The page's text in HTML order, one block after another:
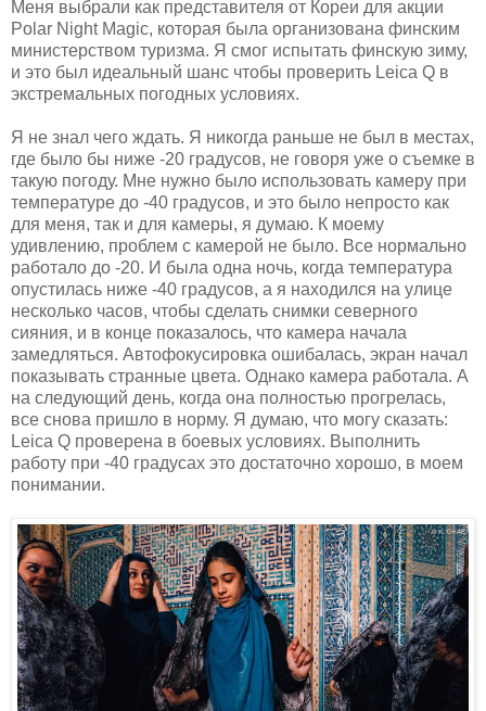
Меня выбрали как представителя от Кореи для акции
Polar Night Magic, которая была организована финским
министерством туризма. Я смог испытать финскую зиму,
и это был идеальный шанс чтобы проверить Leica Q в
экстремальных погодных условиях.
Я не знал чего ждать. Я никогда раньше не был в местах,
где было бы ниже -20 градусов, не говоря уже о съемке в
такую погоду. Мне нужно было использовать камеру при
температуре до -40 градусов, и это было непросто как
для меня, так и для камеры, я думаю. К моему
удивлению, проблем с камерой не было. Все нормально
работало до -20. И была одна ночь, когда температура
опустилась ниже -40 градусов, а я находился на улице
несколько часов, чтобы сделать снимки северного
сияния, и в конце показалось, что камера начала
замедляться. Автофокусировка ошибалась, экран начал
показывать странные цвета. Однако камера работала. А
на следующий день, когда она полностью прогрелась,
все снова пришло в норму. Я думаю, что могу сказать:
Leica Q проверена в боевых условиях. Выполнить
работу при -40 градусах это достаточно хорошо, в моем
понимании.